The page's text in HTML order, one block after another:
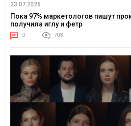
23.07.2026
Пока 97% маркетологов пишут
получила иглу и фетр
0 703